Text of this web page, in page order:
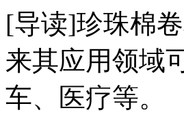
[导读]珍珠棉
来其应用领域
车、医疗等。